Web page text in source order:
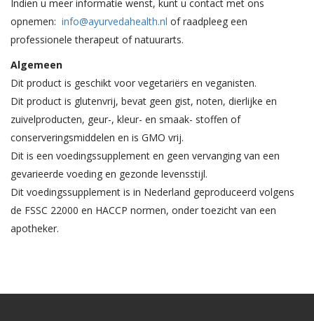
Indien u meer informatie wenst, kunt u contact met ons
opnemen: info@ayurvedahealth.nl of raadpleeg een
professionele therapeut of natuurarts.
Algemeen
Dit product is geschikt voor vegetariërs en veganisten.
Dit product is glutenvrij, bevat geen gist, noten, dierlijke en
zuivelproducten, geur-, kleur- en smaak- stoffen of
conserveringsmiddelen en is GMO vrij.
Dit is een voedingssupplement en geen vervanging van een
gevarieerde voeding en gezonde levensstijl.
Dit voedingssupplement is in Nederland geproduceerd volgens
de FSSC 22000 en HACCP normen, onder toezicht van een
apotheker.